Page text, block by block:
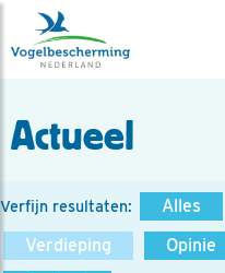
Actueel
Verfijn resultaten: Alles
Verdieping
Opinie